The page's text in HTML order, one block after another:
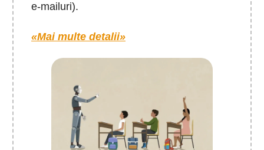
e-mailuri).
«Mai multe detalii»